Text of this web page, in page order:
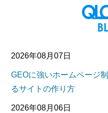
2026年08月07日
GEOに強いホームページ
るサイトの作り方
2026年08月06日